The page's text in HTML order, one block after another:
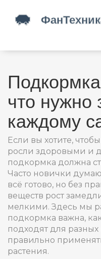
что нужно
каждому
Если вы хотите,
росли здоровыми и
подкормка должна
Часто новички
всё готово, но без
веществ рост
мелкими. Здесь мы
подкормка важна,
подходят для разных
правильно
растения.